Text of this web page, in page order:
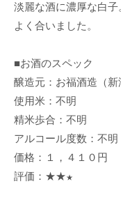
淡麗な酒に濃厚な白子
よく合いました。
■お酒のスペック
醸造元：お福酒造（新
使用米：不明
精米歩合：不明
アルコール度数：不明
価格：１，４１０円
評価：★★★